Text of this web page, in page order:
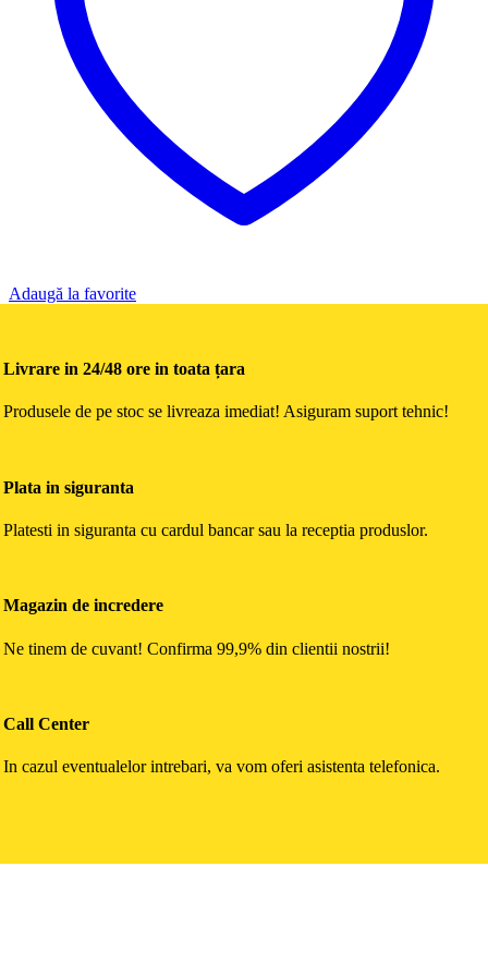
Adaugă la favorite
Livrare in 24/48 ore in toata țara
Produsele de pe stoc se livreaza imediat! Asiguram suport tehnic!
Plata in siguranta
Platesti in siguranta cu cardul bancar sau la receptia produslor.
Magazin de incredere
Ne tinem de cuvant! Confirma 99,9% din clientii nostrii!
Call Center
In cazul eventualelor intrebari, va vom oferi asistenta telefonica.